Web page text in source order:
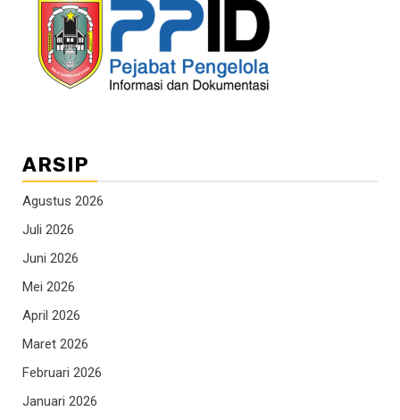
ARSIP
Agustus 2026
Juli 2026
Juni 2026
Mei 2026
April 2026
Maret 2026
Februari 2026
Januari 2026